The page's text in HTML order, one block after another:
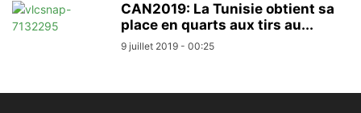
CAN2019: La Tunisie obtient sa
place en quarts aux tirs au...
9 juillet 2019 - 00:25